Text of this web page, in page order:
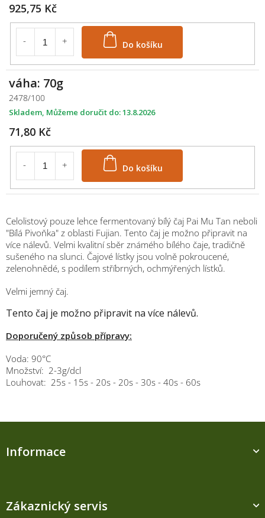
925,75 Kč
váha: 70g
2478/100
71,80 Kč
Do košíku
Skladem 13.8.2026
Celolistový pouze lehce fermentovaný bílý čaj Pai Mu Tan neboli
"Bílá Pivoňka" z oblasti Fujian. Tento čaj je možno připravit na
více nálevů. Velmi kvalitní sběr známého bílého čaje, tradičně
sušeného na slunci. Čajové lístky jsou volně pokroucené,
zelenohnědé, s podílem stříbrných, ochmýřených lístků.
Velmi jemný čaj.
Tento čaj je možno připravit na více nálevů.
Doporučený způsob přípravy:
Voda: 90°C
Množství: 2-3g/dcl
Louhovat: 25s - 15s - 20s - 20s - 30s - 40s - 60s
Z
Informace
Zákaznický servis